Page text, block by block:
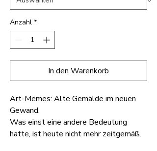
Anzahl *
In den Warenkorb
Art-Memes: Alte Gemälde im neuen
Gewand.
Was einst eine andere Bedeutung
hatte, ist heute nicht mehr zeitgemäß.